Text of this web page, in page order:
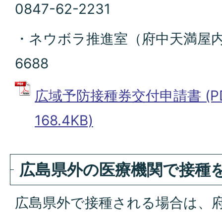
0847-62-2231
・ネウボラ推進室（府中天満
6688
広域予防接種券交付申請書
168.4KB)
広島県外の医療機関で接種
広島県外で接種される場合は、